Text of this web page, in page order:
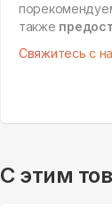
также
Свяжитесь с
С этим